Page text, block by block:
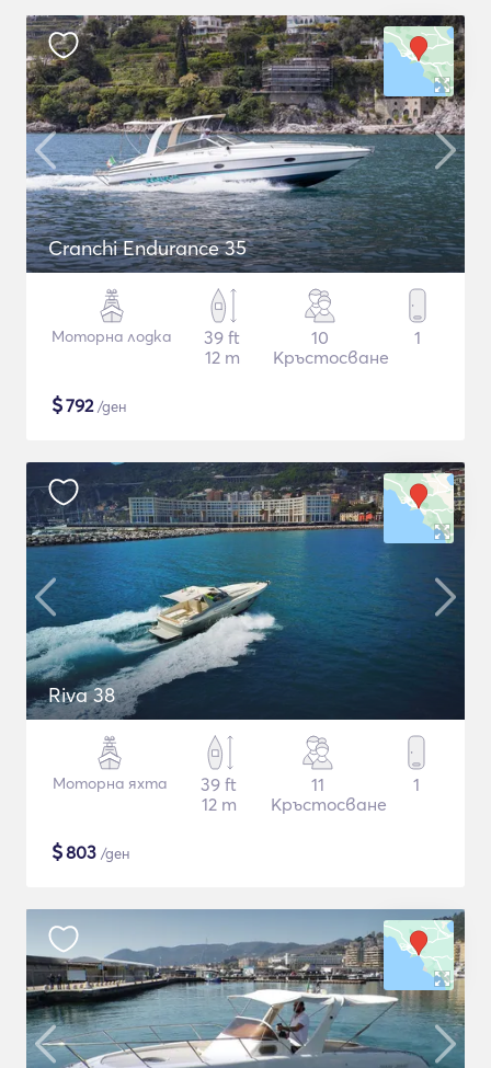
Cranchi Endurance 35
Моторна лодка
39 ft
12 m
10
Кръстосване
1
$792/ден
Riva 38
Моторна яхта
39 ft
12 m
11
Кръстосване
1
$803 /ден